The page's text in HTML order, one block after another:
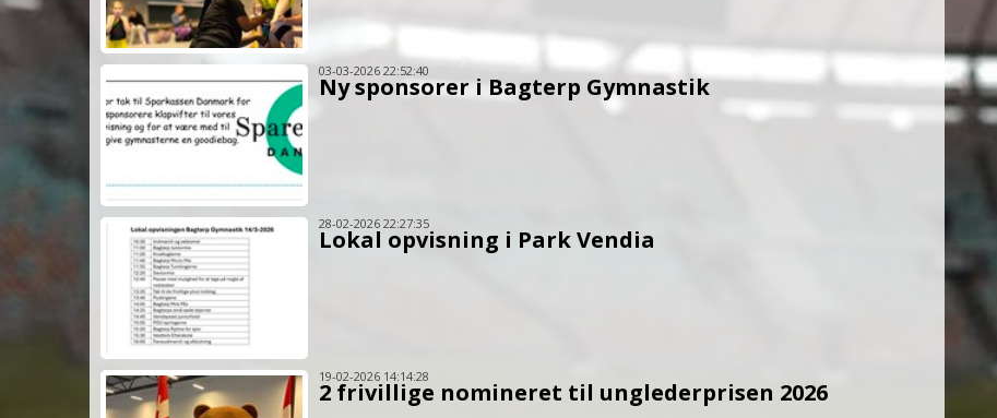
03-03-2026 22:52:40
Ny sponsorer i Bagterp Gymnastik
28-02-2026 22:27:35
Lokal opvisning i Park Vendia
19-02-2026 14:14:28
2 frivillige nomineret til unglederprisen 2026